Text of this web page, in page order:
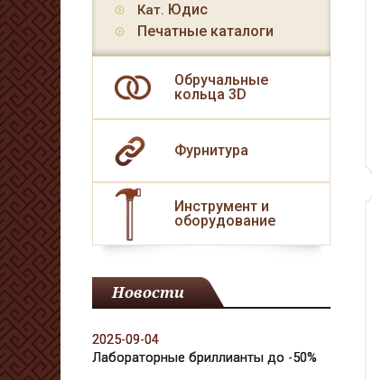
Кат. Юдис
Печатные каталоги
Обручальные
кольца 3D
Фурнитура
Инструмент и
оборудование
Новости
2025-09-04
Лабораторные бриллианты до -50%